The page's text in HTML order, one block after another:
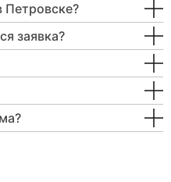
Петровске?
заявка?